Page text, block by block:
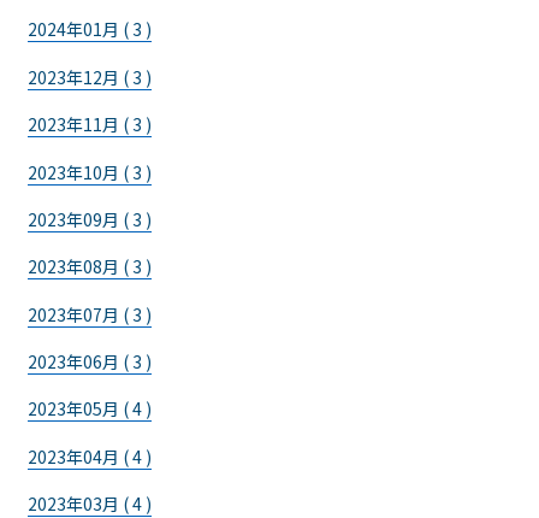
2024年01月 ( 3 )
2023年12月 ( 3 )
2023年11月 ( 3 )
2023年10月 ( 3 )
2023年09月 ( 3 )
2023年08月 ( 3 )
2023年07月 ( 3 )
2023年06月 ( 3 )
2023年05月 ( 4 )
2023年04月 ( 4 )
2023年03月 ( 4 )